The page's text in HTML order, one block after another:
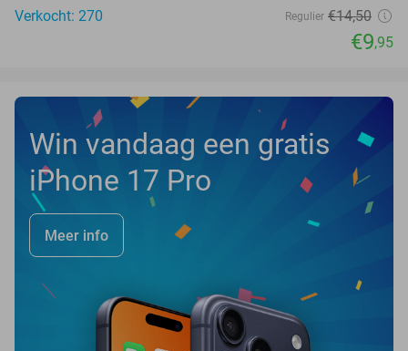
Verkocht: 270
Regulier €14,50
€9,95
Win vandaag een gratis
iPhone 17 Pro
Meer info